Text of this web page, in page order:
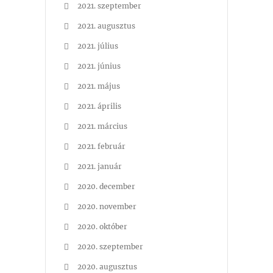
2021. szeptember
2021. augusztus
2021. július
2021. június
2021. május
2021. április
2021. március
2021. február
2021. január
2020. december
2020. november
2020. október
2020. szeptember
2020. augusztus